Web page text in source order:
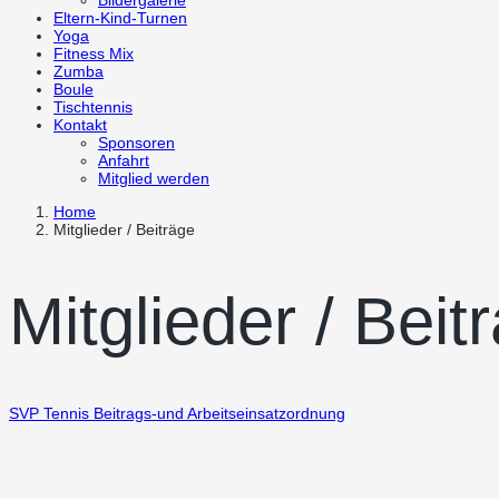
Eltern-Kind-Turnen
Yoga
Fitness Mix
Zumba
Boule
Tischtennis
Kontakt
Sponsoren
Anfahrt
Mitglied werden
Home
Mitglieder / Beiträge
Mitglieder /
SVP Tennis Beitrags-und Arbeitseinsatzordnung